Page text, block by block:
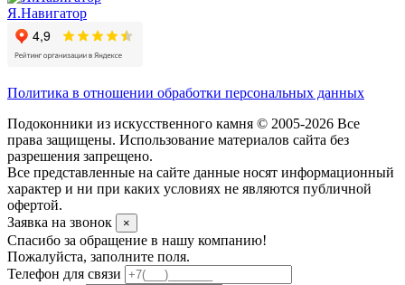
Я.Навигатор
Политика в отношении обработки персональных данных
Подоконники из искусственного камня © 2005-2026 Все
права защищены. Использование материалов сайта без
разрешения запрещено.
Все представленные на сайте данные носят информационный
характер и ни при каких условиях не являются публичной
офертой.
Заявка на звонок
×
Спасибо за обращение в нашу компанию!
Пожалуйста, заполните поля.
Телефон для связи